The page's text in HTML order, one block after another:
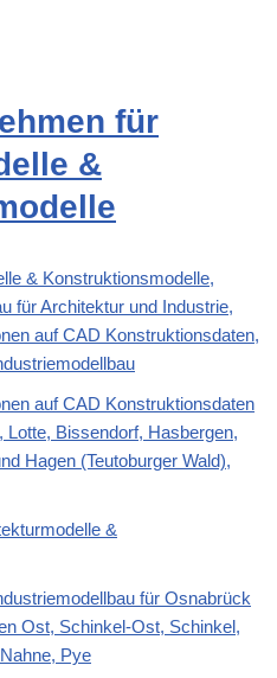
für
&
& Konstruktionsmodelle,
für Architektur und Industrie,
auf CAD Konstruktionsdaten,
auf CAD Konstruktionsdaten
Bissendorf, Hasbergen,
Hagen (Teutoburger Wald),
&
für Osnabrück
Ost, Schinkel-Ost, Schinkel,
Pye